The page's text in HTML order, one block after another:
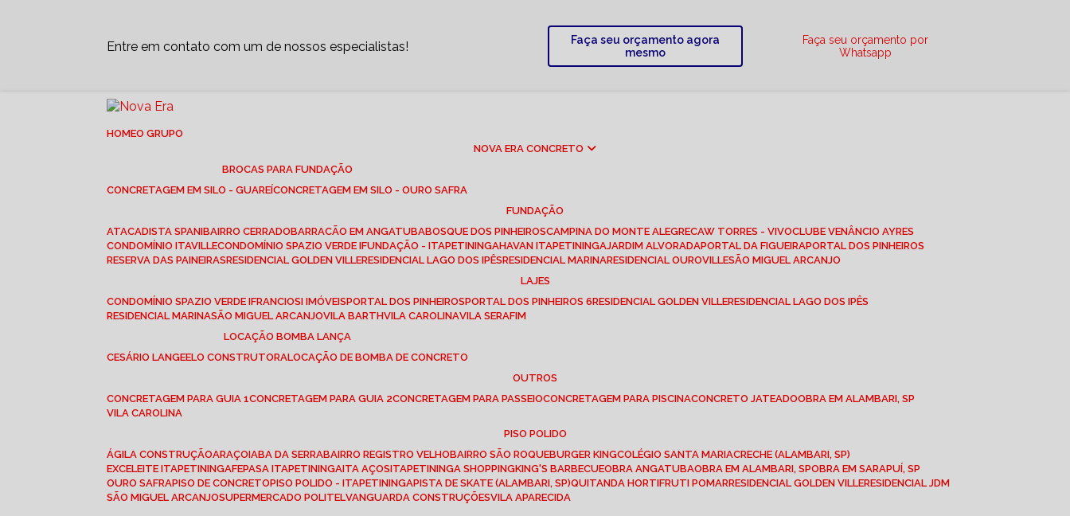
Entre em contato com um de nossos especialistas!
Faça seu orçamento agora
mesmo
Faça seu orçamento por
Whatsapp
HOME
O GRUPO
NOVA ERA CONCRETO
BROCAS PARA FUNDAÇÃO
CONCRETAGEM EM SILO - GUAREÍ CONCRETAGEM EM SILO - OURO SAFRA
FUNDAÇÃO
ATACADISTA SPANI BAIRRO CERRADO BARRACÃO EM ANGATUBA BOSQUE DOS PINHEIROS CAMPINA DO MONTE ALEGRE CAW TORRES - VIVO CLUBE VENÂNCIO AYRES
CONDOMÍNIO ITAVILLE CONDOMÍNIO SPAZIO VERDE I FUNDAÇÃO - ITAPETININGA HAVAN ITAPETININGA JARDIM ALVORADA PORTAL DA FIGUEIRA PORTAL DOS PINHEIROS
RESERVA DAS PAINEIRAS RESIDENCIAL GOLDEN VILLE RESIDENCIAL LAGO DOS IPÊS RESIDENCIAL MARINA RESIDENCIAL OUROVILLE SÃO MIGUEL ARCANJO
LAJES
CONDOMÍNIO SPAZIO VERDE I FRANCIOSI IMÓVEIS PORTAL DOS PINHEIROS PORTAL DOS PINHEIROS 6 RESIDENCIAL GOLDEN VILLE RESIDENCIAL LAGO DOS IPÊS
RESIDENCIAL MARINA SÃO MIGUEL ARCANJO VILA BARTH VILA CAROLINA VILA SERAFIM
LOCAÇÃO BOMBA LANÇA
CESÁRIO LANGE ELO CONSTRUTORA LOCAÇÃO DE BOMBA DE CONCRETO
OUTROS
CONCRETAGEM PARA GUIA 1 CONCRETAGEM PARA GUIA 2 CONCRETAGEM PARA PASSEIO CONCRETAGEM PARA PISCINA CONCRETO JATEADO
OBRA EM ALAMBARI, SP
VILA CAROLINA
PISO POLIDO
ÁGILA CONSTRUÇÃO ARAÇOIABA DA SERRA BAIRRO REGISTRO VELHO BAIRRO SÃO ROQUE BURGER KING COLÉGIO SANTA MARIA CRECHE (ALAMBARI, SP)
EXCELEITE ITAPETININGA FEPASA ITAPETININGA ITA AÇOS ITAPETININGA SHOPPING KING'S BARBECUE OBRA ANGATUBA OBRA EM ALAMBARI, SP
OBRA EM SARAPUÍ, SP
OURO SAFRA PISO DE CONCRETO PISO POLIDO - ITAPETININGA PISTA DE SKATE (ALAMBARI, SP) QUITANDA HORTIFRUTI POMAR RESIDENCIAL GOLDEN VILLE RESIDENCIAL JDM
SÃO MIGUEL ARCANJO SUPERMERCADO POLITEL VANGUARDA CONSTRUÇÕES VILA APARECIDA